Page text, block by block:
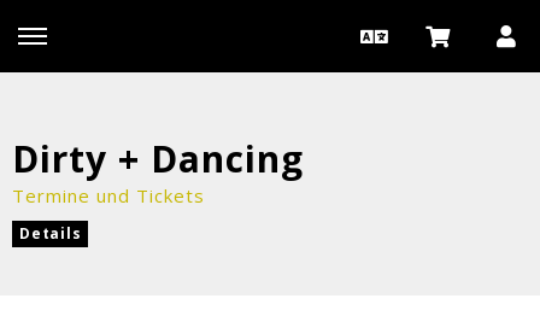
Dirty + Dancing
Termine und Tickets
Details